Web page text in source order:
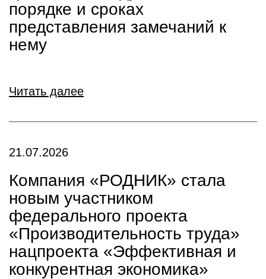
порядке и сроках
представления замечаний к
нему
Читать далее
21.07.2026
Компания «РОДНИК» стала
новым участником
федерального проекта
«Производительность труда»
нацпроекта «Эффективная и
конкурентная экономика»